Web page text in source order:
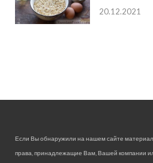
20.12.2021
Если Вы обнаружили на нашем сайте
права, принадлежащие Вам, Вашей компании